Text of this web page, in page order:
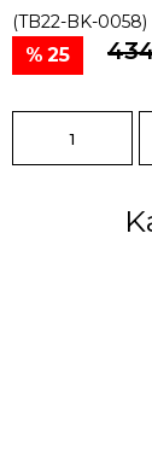
(TB22-BK-0058)
25